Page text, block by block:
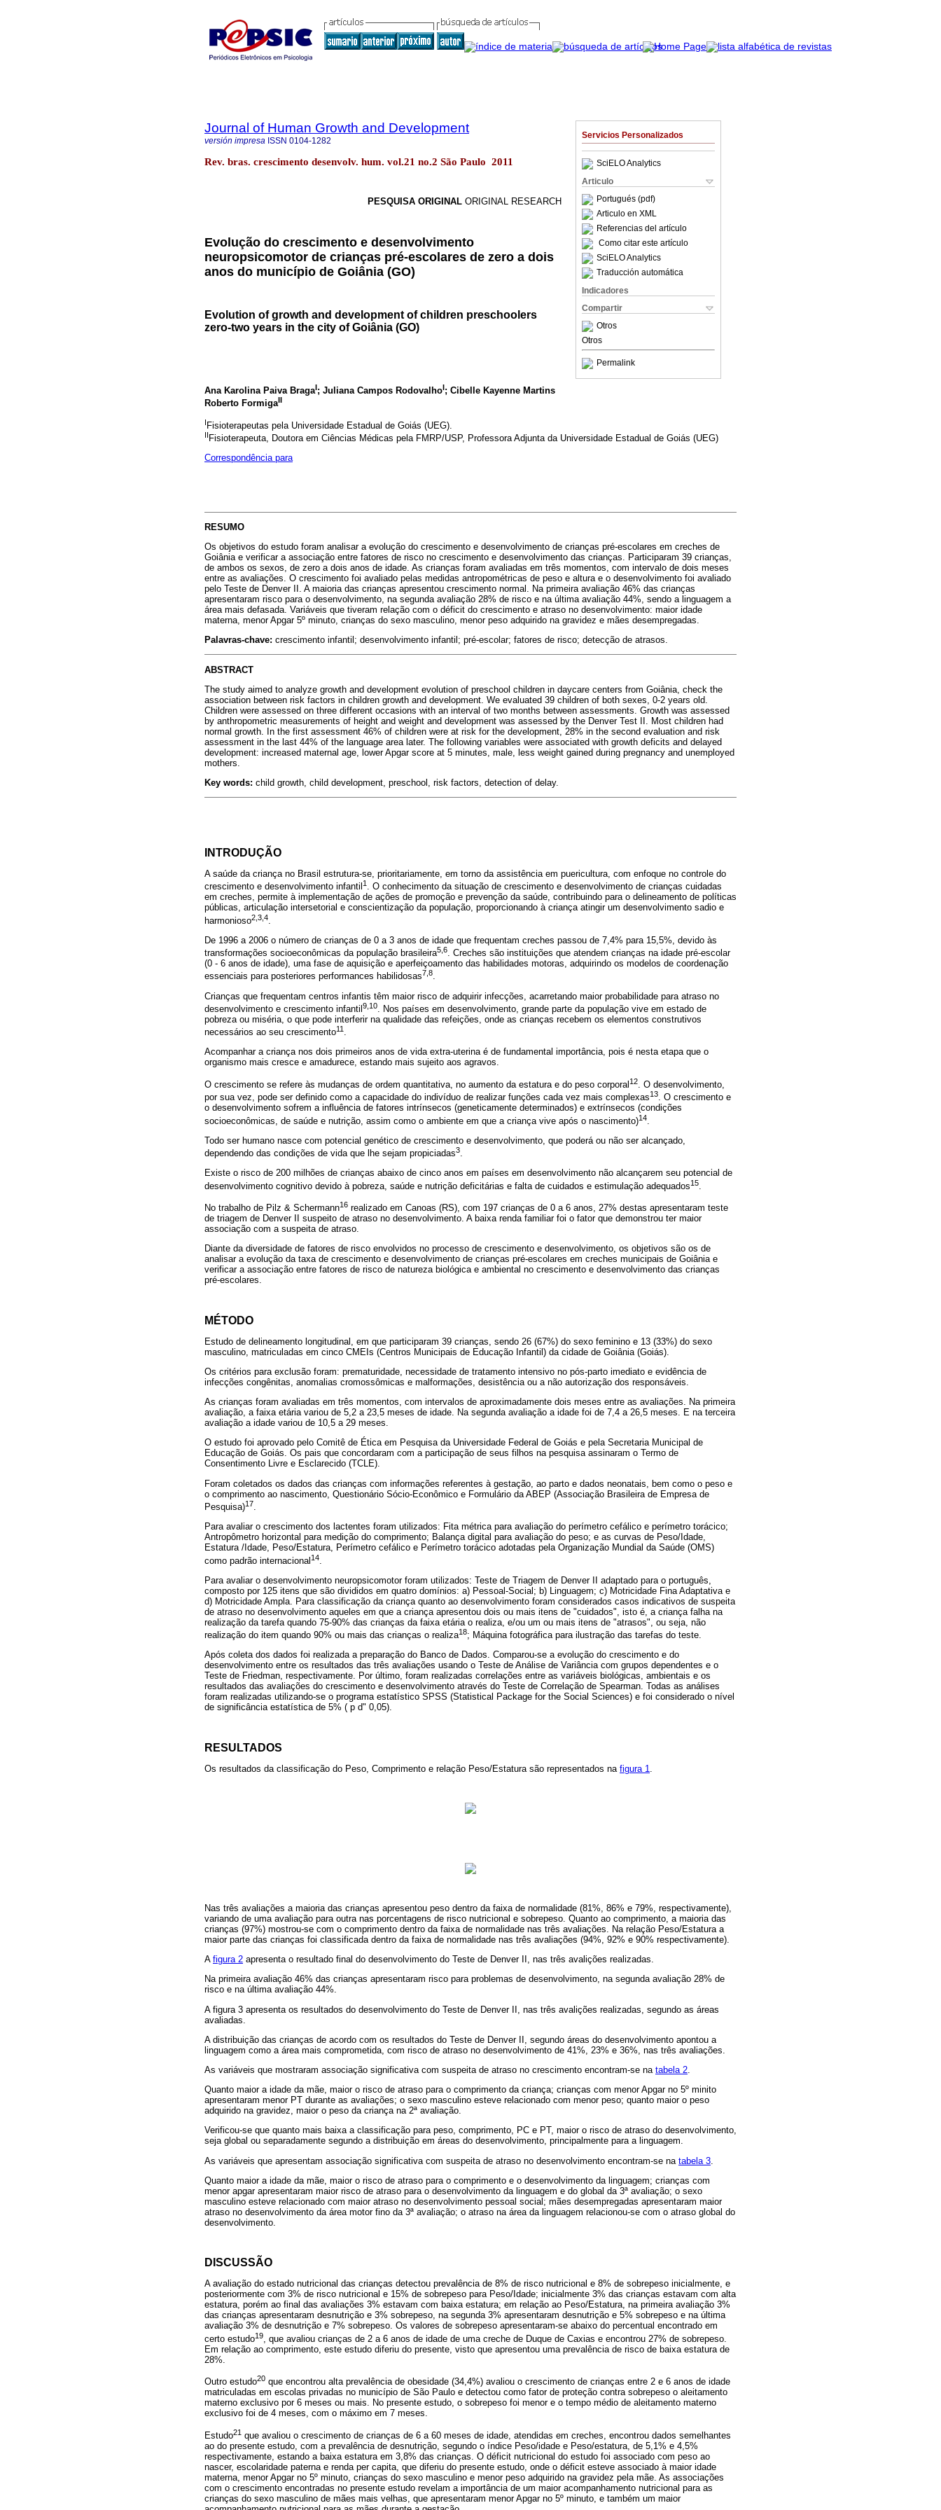
Servicios Personalizados
SciELO Analytics
Articulo
Portugués (pdf)
Articulo en XML
Referencias del artículo
Como citar este artículo
SciELO Analytics
Traducción automática
Indicadores
Compartir
Otros
Otros
Permalink
Journal of Human Growth and Development
versión impresa ISSN 0104-1282
Rev. bras. crescimento desenvolv. hum. vol.21 no.2 São Paulo 2011
PESQUISA ORIGINAL ORIGINAL RESEARCH
Evolução do crescimento e desenvolvimento
neuropsicomotor de crianças pré-escolares de zero a dois
anos do município de Goiânia (GO)
Evolution of growth and development of children preschoolers
zero-two years in the city of Goiânia (GO)
Ana Karolina Paiva BragaI; Juliana Campos RodovalhoI; Cibelle Kayenne Martins
Roberto FormigaII
IFisioterapeutas pela Universidade Estadual de Goiás (UEG).
II Fisioterapeuta, Doutora em Ciências Médicas pela FMRP/USP, Professora Adjunta da Universidade Estadual de Goiás (UEG)
Correspondência para
RESUMO
Os objetivos do estudo foram analisar a evolução do crescimento e desenvolvimento de crianças pré-escolares em creches de
Goiânia e verificar a associação entre fatores de risco no crescimento e desenvolvimento das crianças. Participaram 39 crianças,
de ambos os sexos, de zero a dois anos de idade. As crianças foram avaliadas em três momentos, com intervalo de dois meses
entre as avaliações. O crescimento foi avaliado pelas medidas antropométricas de peso e altura e o desenvolvimento foi avaliado
pelo Teste de Denver II. A maioria das crianças apresentou crescimento normal. Na primeira avaliação 46% das crianças
apresentaram risco para o desenvolvimento, na segunda avaliação 28% de risco e na última avaliação 44%, sendo a linguagem a
área mais defasada. Variáveis que tiveram relação com o déficit do crescimento e atraso no desenvolvimento: maior idade
materna, menor Apgar 5º minuto, crianças do sexo masculino, menor peso adquirido na gravidez e mães desempregadas.
Palavras-chave: crescimento infantil; desenvolvimento infantil; pré-escolar; fatores de risco; detecção de atrasos.
ABSTRACT
The study aimed to analyze growth and development evolution of preschool children in daycare centers from Goiânia, check the
association between risk factors in children growth and development. We evaluated 39 children of both sexes, 0-2 years old.
Children were assessed on three different occasions with an interval of two months between assessments. Growth was assessed
by anthropometric measurements of height and weight and development was assessed by the Denver Test II. Most children had
normal growth. In the first assessment 46% of children were at risk for the development, 28% in the second evaluation and risk
assessment in the last 44% of the language area later. The following variables were associated with growth deficits and delayed
development: increased maternal age, lower Apgar score at 5 minutes, male, less weight gained during pregnancy and unemployed
mothers.
Key words: child growth, child development, preschool, risk factors, detection of delay.
INTRODUÇÃO
A saúde da criança no Brasil estrutura-se, prioritariamente, em torno da assistência em puericultura, com enfoque no controle do
crescimento e desenvolvimento infantil 1 . O conhecimento da situação de crescimento e desenvolvimento de crianças cuidadas
em creches, permite à implementação de ações de promoção e prevenção da saúde, contribuindo para o delineamento de políticas
públicas, articulação intersetorial e conscientização da população, proporcionando à criança atingir um desenvolvimento sadio e
harmonioso2,3,4
De 1996 a 2006 o número de crianças de 0 a 3 anos de idade que frequentam creches passou de 7,4% para 15,5%, devido às
transformações socioeconômicas da população brasileira5,6. Creches são instituições que atendem crianças na idade pré-escolar
(0 - 6 anos de idade), uma fase de aquisição e aperfeiçoamento das habilidades motoras, adquirindo os modelos de coordenação
essenciais para posteriores performances habilidosas7,8.
Crianças que frequentam centros infantis têm maior risco de adquirir infecções, acarretando maior probabilidade para atraso no
desenvolvimento e crescimento infantil 9,10
. Nos países em desenvolvimento, grande parte da população vive em estado de
pobreza ou miséria, o que pode interferir na qualidade das refeições, onde as crianças recebem os elementos construtivos
necessários ao seu crescimento11 .
Acompanhar a criança nos dois primeiros anos de vida extra-uterina é de fundamental importância, pois é nesta etapa que o
organismo mais cresce e amadurece, estando mais sujeito aos agravos.
O crescimento se refere às mudanças de ordem quantitativa, no aumento da estatura e do peso corporal 12
. O desenvolvimento,
por sua vez, pode ser definido como a capacidade do indivíduo de realizar funções cada vez mais complexas13. O crescimento e
o desenvolvimento sofrem a influência de fatores intrínsecos (geneticamente determinados) e extrínsecos (condições
socioeconômicas, de saúde e nutrição, assim como o ambiente em que a criança vive após o nascimento)14
Todo ser humano nasce com potencial genético de crescimento e desenvolvimento, que poderá ou não ser alcançado,
dependendo das condições de vida que lhe sejam propiciadas3.
Existe o risco de 200 milhões de crianças abaixo de cinco anos em países em desenvolvimento não alcançarem seu potencial de
desenvolvimento cognitivo devido à pobreza, saúde e nutrição deficitárias e falta de cuidados e estimulação adequados15
No trabalho de Pilz & Schermann16 realizado em Canoas (RS), com 197 crianças de 0 a 6 anos, 27% destas apresentaram teste
de triagem de Denver II suspeito de atraso no desenvolvimento. A baixa renda familiar foi o fator que demonstrou ter maior
associação com a suspeita de atraso.
Diante da diversidade de fatores de risco envolvidos no processo de crescimento e desenvolvimento, os objetivos são os de
analisar a evolução da taxa de crescimento e desenvolvimento de crianças pré-escolares em creches municipais de Goiânia e
verificar a associação entre fatores de risco de natureza biológica e ambiental no crescimento e desenvolvimento das crianças
pré-escolares.
MÉTODO
Estudo de delineamento longitudinal, em que participaram 39 crianças, sendo 26 (67%) do sexo feminino e 13 (33%) do sexo
masculino, matriculadas em cinco CMEIs (Centros Municipais de Educação Infantil) da cidade de Goiânia (Goiás).
Os critérios para exclusão foram: prematuridade, necessidade de tratamento intensivo no pós-parto imediato e evidência de
infecções congênitas, anomalias cromossômicas e malformações, desistência ou a não autorização dos responsáveis.
As crianças foram avaliadas em três momentos, com intervalos de aproximadamente dois meses entre as avaliações. Na primeira
avaliação, a faixa etária variou de 5,2 a 23,5 meses de idade. Na segunda avaliação a idade foi de 7,4 a 26,5 meses. E na terceira
avaliação a idade variou de 10,5 a 29 meses.
O estudo foi aprovado pelo Comitê de Ética em Pesquisa da Universidade Federal de Goiás e pela Secretaria Municipal de
Educação de Goiás. Os pais que concordaram com a participação de seus filhos na pesquisa assinaram o Termo de
Consentimento Livre e Esclarecido (TCLE).
Foram coletados os dados das crianças com informações referentes à gestação, ao parto e dados neonatais, bem como o peso e
o comprimento ao nascimento, Questionário Sócio-Econômico e Formulário da ABEP (Associação Brasileira de Empresa de
Pesquisa)17
Para avaliar o crescimento dos lactentes foram utilizados: Fita métrica para avaliação do perímetro cefálico e perímetro torácico;
Antropômetro horizontal para medição do comprimento; Balança digital para avaliação do peso; e as curvas de Peso/Idade,
Estatura /Idade, Peso/Estatura, Perímetro cefálico e Perímetro torácico adotadas pela Organização Mundial da Saúde (OMS)
como padrão internacional14
Para avaliar o desenvolvimento neuropsicomotor foram utilizados: Teste de Triagem de Denver II adaptado para o português,
composto por 125 itens que são divididos em quatro domínios: a) Pessoal-Social; b) Linguagem; c) Motricidade Fina Adaptativa e
d) Motricidade Ampla. Para classificação da criança quanto ao desenvolvimento foram considerados casos indicativos de suspeita
de atraso no desenvolvimento aqueles em que a criança apresentou dois ou mais itens de "cuidados", isto é, a criança falha na
realização da tarefa quando 75-90% das crianças da faixa etária o realiza, e/ou um ou mais itens de "atrasos", ou seja, não
realização do item quando 90% ou mais das crianças o realiza18; Máquina fotográfica para ilustração das tarefas do teste.
Após coleta dos dados foi realizada a preparação do Banco de Dados. Comparou-se a evolução do crescimento e do
desenvolvimento entre os resultados das três avaliações usando o Teste de Análise de Variância com grupos dependentes e o
Teste de Friedman, respectivamente. Por último, foram realizadas correlações entre as variáveis biológicas, ambientais e os
resultados das avaliações do crescimento e desenvolvimento através do Teste de Correlação de Spearman. Todas as análises
foram realizadas utilizando-se o programa estatístico SPSS (Statistical Package for the Social Sciences) e foi considerado o nível
de significância estatística de 5% ( p d" 0,05).
RESULTADOS
Os resultados da classificação do Peso, Comprimento e relação Peso/Estatura são representados na figura 1
Nas três avaliações a maioria das crianças apresentou peso dentro da faixa de normalidade (81%, 86% e 79%, respectivamente),
variando de uma avaliação para outra nas porcentagens de risco nutricional e sobrepeso. Quanto ao comprimento, a maioria das
crianças (97%) mostrou-se com o comprimento dentro da faixa de normalidade nas três avaliações. Na relação Peso/Estatura a
maior parte das crianças foi classificada dentro da faixa de normalidade nas três avaliações (94%, 92% e 90% respectivamente).
A figura 2 apresenta o resultado final do desenvolvimento do Teste de Denver II, nas três avalições realizadas.
Na primeira avaliação 46% das crianças apresentaram risco para problemas de desenvolvimento, na segunda avaliação 28% de
risco e na última avaliação 44%.
A figura 3 apresenta os resultados do desenvolvimento do Teste de Denver II, nas três avalições realizadas, segundo as áreas
avaliadas.
A distribuição das crianças de acordo com os resultados do Teste de Denver II, segundo áreas do desenvolvimento apontou a
linguagem como a área mais comprometida, com risco de atraso no desenvolvimento de 41%, 23% e 36%, nas três avaliações.
As variáveis que mostraram associação significativa com suspeita de atraso no crescimento encontram-se na tabela 2.
Quanto maior a idade da mãe, maior o risco de atraso para o comprimento da criança; crianças com menor Apgar no 5º minito
apresentaram menor PT durante as avaliações; o sexo masculino esteve relacionado com menor peso; quanto maior o peso
adquirido na gravidez, maior o peso da criança na 2ª avaliação.
Verificou-se que quanto mais baixa a classificação para peso, comprimento, PC e PT, maior o risco de atraso do desenvolvimento,
seja global ou separadamente segundo a distribuição em áreas do desenvolvimento, principalmente para a linguagem.
As variáveis que apresentam associação significativa com suspeita de atraso no desenvolvimento encontram-se na tabela 3
Quanto maior a idade da mãe, maior o risco de atraso para o comprimento e o desenvolvimento da linguagem; crianças com
menor apgar apresentaram maior risco de atraso para o desenvolvimento da linguagem e do global da 3ª avaliação; o sexo
masculino esteve relacionado com maior atraso no desenvolvimento pessoal social; mães desempregadas apresentaram maior
atraso no desenvolvimento da área motor fino da 3ª avaliação; o atraso na área da linguagem relacionou-se com o atraso global do
desenvolvimento.
DISCUSSÃO
A avaliação do estado nutricional das crianças detectou prevalência de 8% de risco nutricional e 8% de sobrepeso inicialmente, e
posteriormente com 3% de risco nutricional e 15% de sobrepeso para Peso/Idade; inicialmente 3% das crianças estavam com alta
estatura, porém ao final das avaliações 3% estavam com baixa estatura; em relação ao Peso/Estatura, na primeira avaliação 3%
das crianças apresentaram desnutrição e 3% sobrepeso, na segunda 3% apresentaram desnutrição e 5% sobrepeso e na última
avaliação 3% de desnutrição e 7% sobrepeso. Os valores de sobrepeso apresentaram-se abaixo do percentual encontrado em
certo estudo19
, que avaliou crianças de 2 a 6 anos de idade de uma creche de Duque de Caxias e encontrou 27% de sobrepeso.
Em relação ao comprimento, este estudo diferiu do presente, visto que apresentou uma prevalência de risco de baixa estatura de
28%.
Outro estudo20 que encontrou alta prevalência de obesidade (34,4%) avaliou o crescimento de crianças entre 2 e 6 anos de idade
matriculadas em escolas privadas no município de São Paulo e detectou como fator de proteção contra sobrepeso o aleitamento
materno exclusivo por 6 meses ou mais. No presente estudo, o sobrepeso foi menor e o tempo médio de aleitamento materno
exclusivo foi de 4 meses, com o máximo em 7 meses.
Estudo21 que avaliou o crescimento de crianças de 6 a 60 meses de idade, atendidas em creches, encontrou dados semelhantes
ao do presente estudo, com a prevalência de desnutrição, segundo o índice Peso/idade e Peso/estatura, de 5,1% e 4,5%
respectivamente, estando a baixa estatura em 3,8% das crianças. O déficit nutricional do estudo foi associado com peso ao
nascer, escolaridade paterna e renda per capita, que diferiu do presente estudo, onde o déficit esteve associado à maior idade
materna, menor Apgar no 5º minuto, crianças do sexo masculino e menor peso adquirido na gravidez pela mãe. As associações
com o crescimento encontradas no presente estudo revelam a importância de um maior acompanhamento nutricional para as
crianças do sexo masculino de mães mais velhas, que apresentaram menor Apgar no 5º minuto, e também um maior